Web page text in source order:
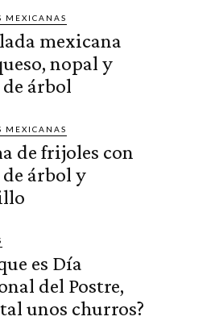
MEXICANAS
mexicana
nopal y
árbol
MEXICANAS
de frijoles con
árbol y
es Día
del Postre,
unos churros?